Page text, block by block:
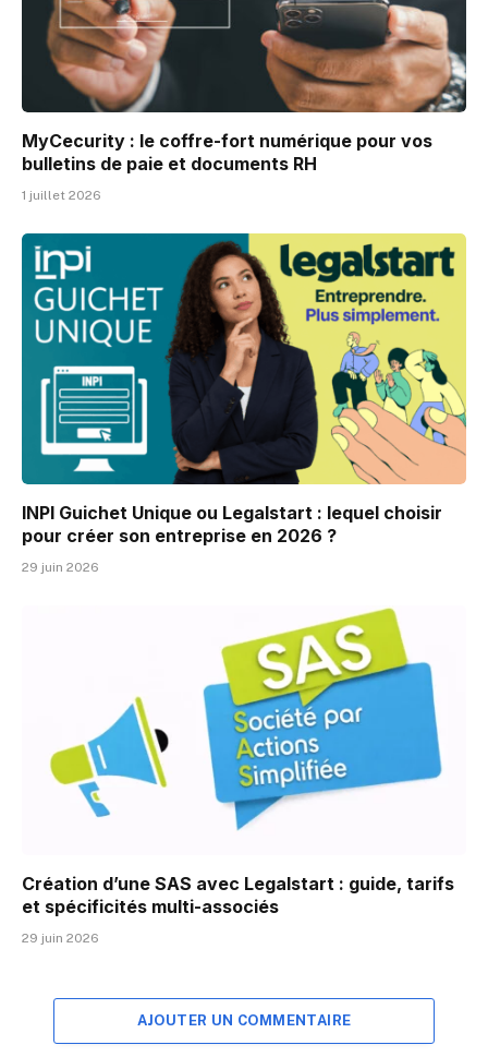
MyCecurity : le coffre-fort numérique pour vos
bulletins de paie et documents RH
1 juillet 2026
INPI Guichet Unique ou Legalstart : lequel choisir
pour créer son entreprise en 2026 ?
29 juin 2026
Création d’une SAS avec Legalstart : guide, tarifs
et spécificités multi-associés
29 juin 2026
AJOUTER UN COMMENTAIRE